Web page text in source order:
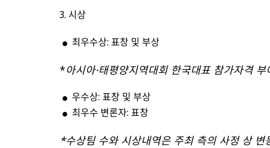
시상
최우수상: 표창 및 부상
*아시아·태평양지역대회 한국대표 참가자격 부
우수상: 표창 및 부상
최우수 변론자: 표창
*수상팀 수와 시상내역은 주최 측의 사정 상 변